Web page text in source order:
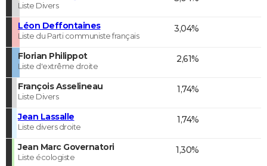
Liste Divers
Léon Deffontaines
Liste du Parti communiste français
3,04%
Florian Philippot
Liste d'extrême droite
2,61%
François Asselineau
Liste Divers
1,74%
Jean Lassalle
Liste divers droite
1,74%
Jean Marc Governatori
Liste écologiste
1,30%